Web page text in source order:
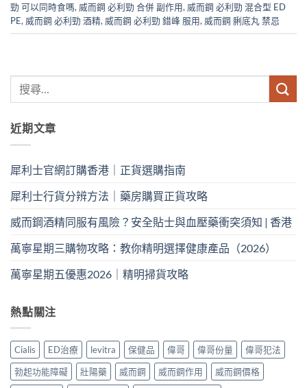
勁 可以同時食嗎, 威而鋼 必利勁 合併 副作用, 威而鋼 必利勁 混合型 ED
PE, 威而鋼 必利勁 酒精, 威而鋼 必利勁 錯峰 服用, 威而鋼 脷底丸 禁忌
近期文章
犀利士官網訂購香港｜正貨選購指南
犀利士行貨分辨方法｜藥房購買正貨攻略
威而鋼酒精同服有風險？安全貼士與血壓藥衝突須知 | 香港
萬寧星期三購物攻略：教你精明選擇健康產品（2026）
萬寧星期五優惠2026｜精明掃貨攻略
熱點關注
Cialis ED治療 levitra 保健品 偉哥 偉哥份量
偉哥犯法
勃起功能障礙
壯陽藥 威而鋼 威而鋼作用 威而鋼價格